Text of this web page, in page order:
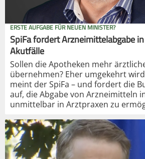
ERSTE AUFGABE FÜR NEUEN MINISTER?
SpiFa fordert Arzneimittelabgabe
Akutfälle
Sollen die Apotheken mehr
übernehmen? Eher umgekehrt
meint der SpiFa – und fordert die
auf, die Abgabe von Arzneimitteln
unmittelbar in Arztpraxen zu